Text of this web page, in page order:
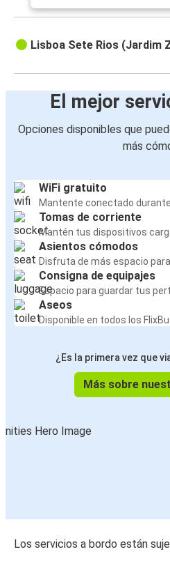
Lisboa Sete Rios (Jardim
El mejor
Opciones disponibles que
más
WiFi gratuito
Mantente conectado
Tomas de corriente
Mantén tus dispositivos
Asientos cómodos
Disfruta de más espacio
Consigna de equipajes
Espacio para guardar tus
Aseos
Disponible en todos los
¿Es la primera vez que
Más sobre
Los servicios a bordo están